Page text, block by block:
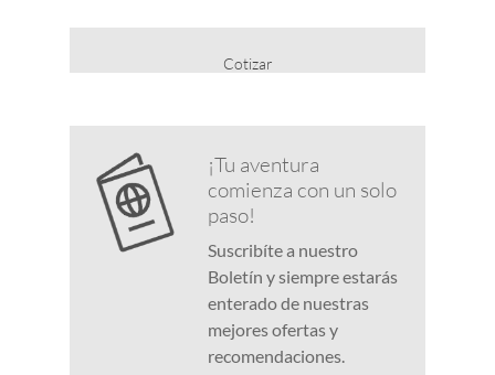
Cotizar
¡Tu aventura
comienza con un solo
paso!
Suscribíte a nuestro
Boletín y siempre estarás
enterado de nuestras
mejores ofertas y
recomendaciones.